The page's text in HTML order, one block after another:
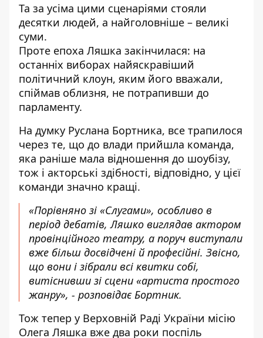
Та за усіма цими сценаріями стояли
десятки людей, а найголовніше – великі
суми.
Проте епоха Ляшка закінчилася: на
останніх виборах найяскравіший
політичний клоун, яким його вважали,
спіймав облизня, не потрапивши до
парламенту.
На думку Руслана Бортника, все трапилося
через те, що до влади прийшла команда,
яка раніше мала відношення до шоубізу,
тож і акторські здібності, відповідно, у цієї
команди значно кращі.
«Порівняно зі «Слугами», особливо в
період дебатів, Ляшко виглядав актором
провінційного театру, а поруч виступали
вже більш досвідчені й професійні. Звісно,
що вони і зібрали всі квитки собі,
витіснивши зі сцени «артиста простого
жанру», - розповідає Бортник.
Тож тепер у Верховній Раді України місію
Олега Ляшка вже два роки поспіль